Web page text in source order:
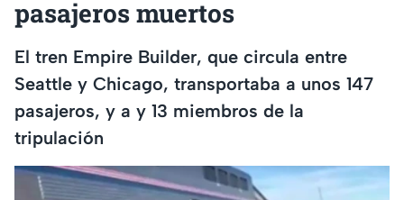
pasajeros muertos
El tren Empire Builder, que circula entre
Seattle y Chicago, transportaba a unos 147
pasajeros, y a y 13 miembros de la
tripulación